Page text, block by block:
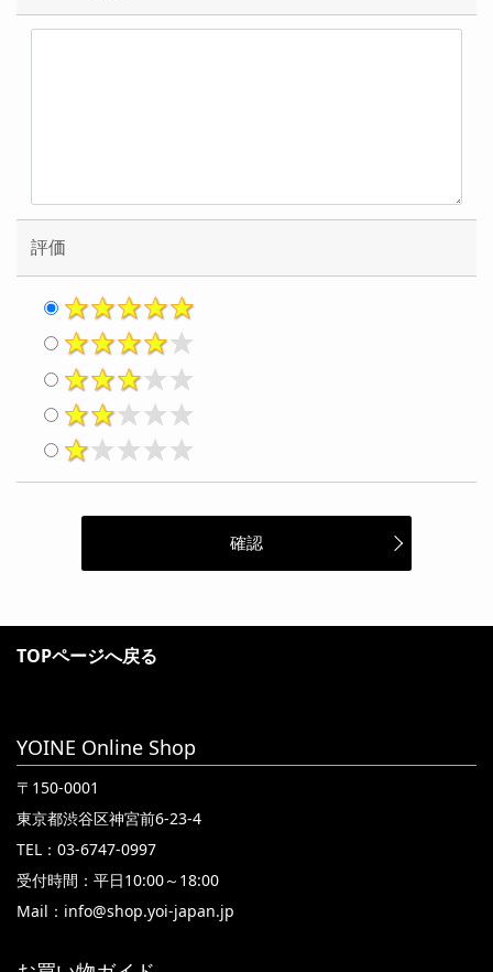
評価
TOPページへ戻る
YOINE Online Shop
〒150-0001
東京都渋谷区神宮前6-23-4
TEL：03-6747-0997
受付時間：平日10:00～18:00
Mail： info@shop.yoi-japan.jp